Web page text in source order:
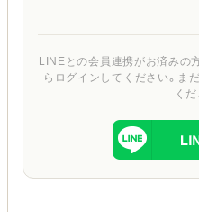
LINEとの会員連携がお済みの
らログインしてください。まだ
くだ